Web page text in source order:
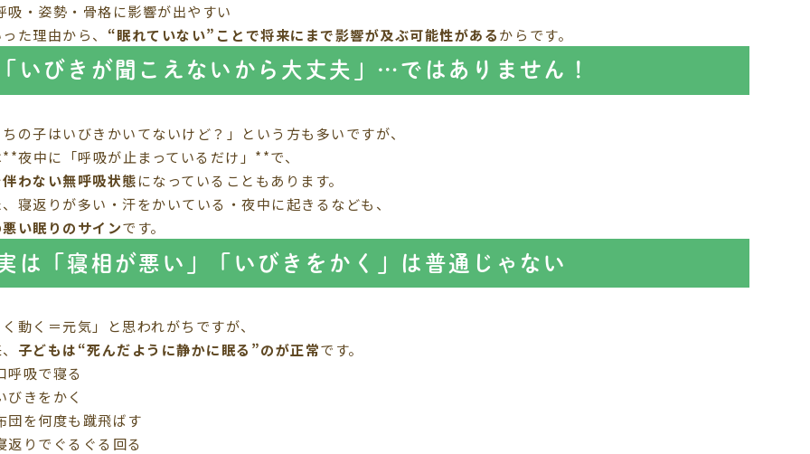
吸・姿勢・骨格に影響が出やすい
た理由から、 “眠れていない”ことで将来にまで影響が及ぶ可能性があるからです。
いびきが聞こえないから大丈夫」…ではありません！
の子はいびきかいてないけど？」という方も多いですが、
夜中に「呼吸が止まっているだけ」**で、
わない無呼吸状態になっていることもあります。
寝返りが多い・汗をかいている・夜中に起きるなども、
い眠りのサインです。
は「寝相が悪い」「いびきをかく」は普通じゃない
動く＝元気」と思われがちですが、
子どもは“死んだように静かに眠る”のが正常です。
呼吸で寝る
びきをかく
団を何度も蹴飛ばす
返りでぐるぐる回る